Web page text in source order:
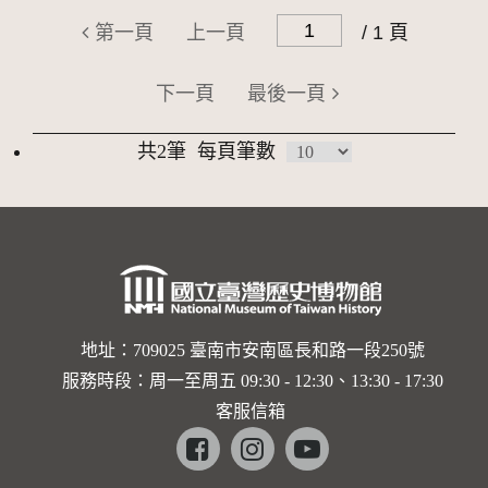
第一頁 上一頁 / 1 頁
下一頁 最後一頁
共2筆 每頁筆數
地址：709025 臺南市安南區長和路一段250號
服務時段：周一至周五 09:30 - 12:30、13:30 - 17:30
客服信箱
Facebookinstagramyoutube